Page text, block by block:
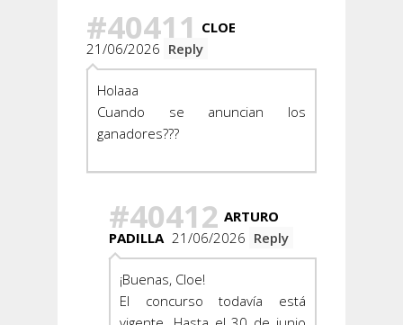
#40411 CLOE
21/06/2026 Reply
Holaaa
Cuando se anuncian los
ganadores???
#40412 ARTURO
PADILLA 21/06/2026 Reply
¡Buenas, Cloe!
El concurso todavía está